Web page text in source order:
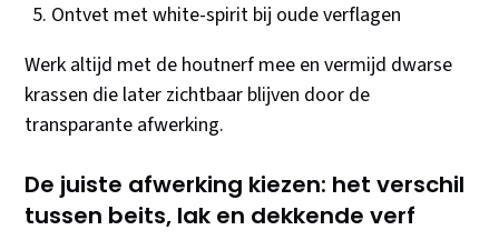
Ontvet met white-spirit bij oude verflagen
Werk altijd met de houtnerf mee en vermijd dwarse
krassen die later zichtbaar blijven door de
transparante afwerking.
De juiste afwerking kiezen: het verschil
tussen beits, lak en dekkende verf